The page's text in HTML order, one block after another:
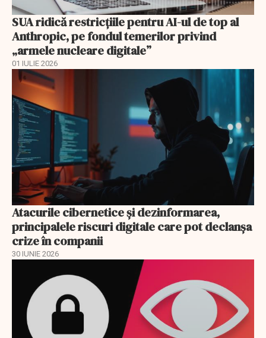
SUA ridică restricțiile pentru AI-ul de top al
Anthropic, pe fondul temerilor privind
„armele nucleare digitale”
01 IULIE 2026
Atacurile cibernetice şi dezinformarea,
principalele riscuri digitale care pot declanşa
crize în companii
30 IUNIE 2026